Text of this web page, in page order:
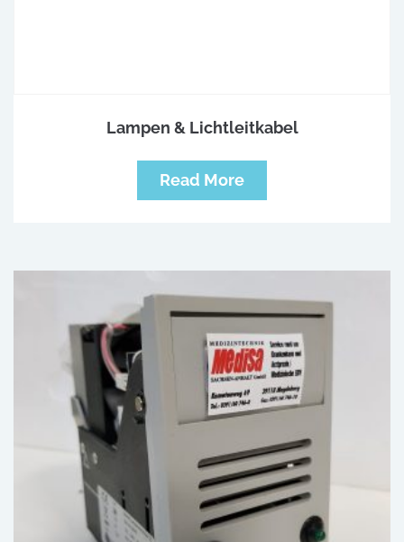
Lampen & Lichtleitkabel
Read More